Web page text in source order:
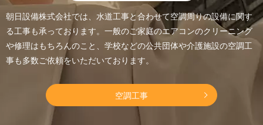
朝日設備株式会社では、水道工事と合わせて空調周りの設備に関す
る工事も承っております。一般のご家庭のエアコンのクリーニング
や修理はもちろんのこと、学校などの公共団体や介護施設の空調工
事も多数ご依頼をいただいております。
空調工事